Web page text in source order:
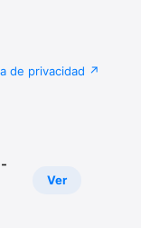
de privacidad
Ver